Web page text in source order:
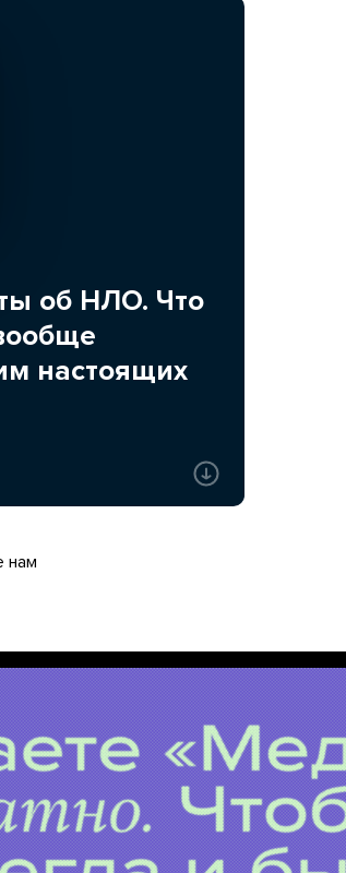
об НЛО. Что
настоящих
нам